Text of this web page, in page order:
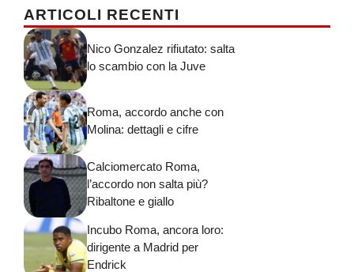
ARTICOLI RECENTI
Nico Gonzalez rifiutato: salta
lo scambio con la Juve
Roma, accordo anche con
Molina: dettagli e cifre
Calciomercato Roma,
l’accordo non salta più?
Ribaltone e giallo
Incubo Roma, ancora loro:
dirigente a Madrid per
Endrick